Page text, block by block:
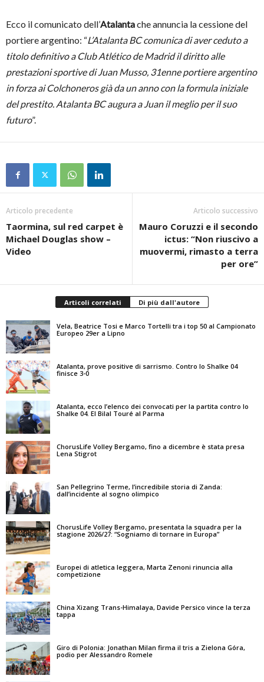
Ecco il comunicato dell’Atalantache annuncia la cessione del
portiere argentino: “L’Atalanta BC comunica di aver ceduto a
titolo definitivo a Club Atlético de Madrid il diritto alle
prestazioni sportive di Juan Musso, 31enne portiere argentino
in forza ai Colchoneros già da un anno con la formula iniziale
del prestito. Atalanta BC augura a Juan il meglio per il suo
futuro”.
Articolo precedente
Taormina, sul red carpet è
Michael Douglas show –
Video
Articolo successivo
Mauro Coruzzi e il secondo
ictus: “Non riuscivo a
muovermi, rimasto a terra
per ore”
Articoli correlati Di più dall'autore
Vela, Beatrice Tosi e Marco Tortelli tra i top 50 al Campionato
Europeo 29er a Lipno
Atalanta, prove positive di sarrismo. Contro lo Shalke 04
finisce 3-0
Atalanta, ecco l’elenco dei convocati per la partita contro lo
Shalke 04. El Bilal Touré al Parma
ChorusLife Volley Bergamo, fino a dicembre è stata presa
Lena Stigrot
San Pellegrino Terme, l’incredibile storia di Zanda:
dall’incidente al sogno olimpico
ChorusLife Volley Bergamo, presentata la squadra per la
stagione 2026/27: “Sogniamo di tornare in Europa”
Europei di atletica leggera, Marta Zenoni rinuncia alla
competizione
China Xizang Trans-Himalaya, Davide Persico vince la terza
tappa
Giro di Polonia: Jonathan Milan firma il tris a Zielona Góra,
podio per Alessandro Romele